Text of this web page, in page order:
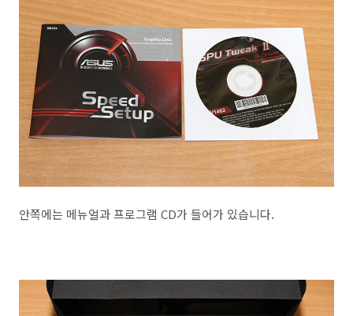
안쪽에는 메뉴얼과 프로그램 CD가 들어가 있습니다.